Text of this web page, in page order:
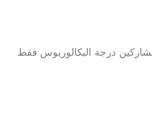
من المشاركين درجة البكالوريوس فقط